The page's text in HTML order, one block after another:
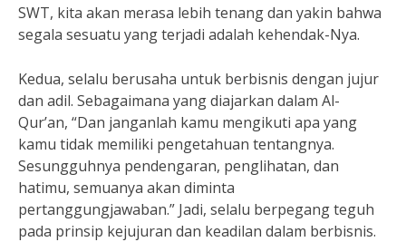
SWT, kita akan merasa lebih tenang dan yakin bahwa
segala sesuatu yang terjadi adalah kehendak-Nya.
Kedua, selalu berusaha untuk berbisnis dengan jujur
dan adil. Sebagaimana yang diajarkan dalam Al-
Qur’an, “Dan janganlah kamu mengikuti apa yang
kamu tidak memiliki pengetahuan tentangnya.
Sesungguhnya pendengaran, penglihatan, dan
hatimu, semuanya akan diminta
pertanggungjawaban.” Jadi, selalu berpegang teguh
pada prinsip kejujuran dan keadilan dalam berbisnis.